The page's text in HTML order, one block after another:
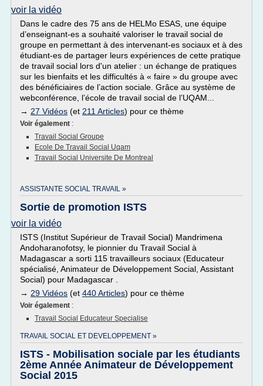
voir la vidéo
Dans le cadre des 75 ans de HELMo ESAS, une équipe
d’enseignant-es a souhaité valoriser le travail social de
groupe en permettant à des intervenant-es sociaux et à des
étudiant-es de partager leurs expériences de cette pratique
de travail social lors d'un atelier : un échange de pratiques
sur les bienfaits et les difficultés à « faire » du groupe avec
des bénéficiaires de l’action sociale. Grâce au système de
webconférence, l’école de travail social de l’UQAM...
→ 27 Vidéos (et 211 Articles) pour ce thème
Voir également :
Travail Social Groupe
Ecole De Travail Social Uqam
Travail Social Universite De Montreal
ASSISTANTE SOCIAL TRAVAIL »
Sortie de promotion ISTS
voir la vidéo
ISTS (Institut Supérieur de Travail Social) Mandrimena
Andoharanofotsy, le pionnier du Travail Social à
Madagascar a sorti 115 travailleurs sociaux (Educateur
spécialisé, Animateur de Développement Social, Assistant
Social) pour Madagascar .
→ 29 Vidéos (et 440 Articles) pour ce thème
Voir également :
Travail Social Educateur Specialise
TRAVAIL SOCIAL ET DEVELOPPEMENT »
ISTS - Mobilisation sociale par les étudiants
2ème Année Animateur de Développement
Social 2015